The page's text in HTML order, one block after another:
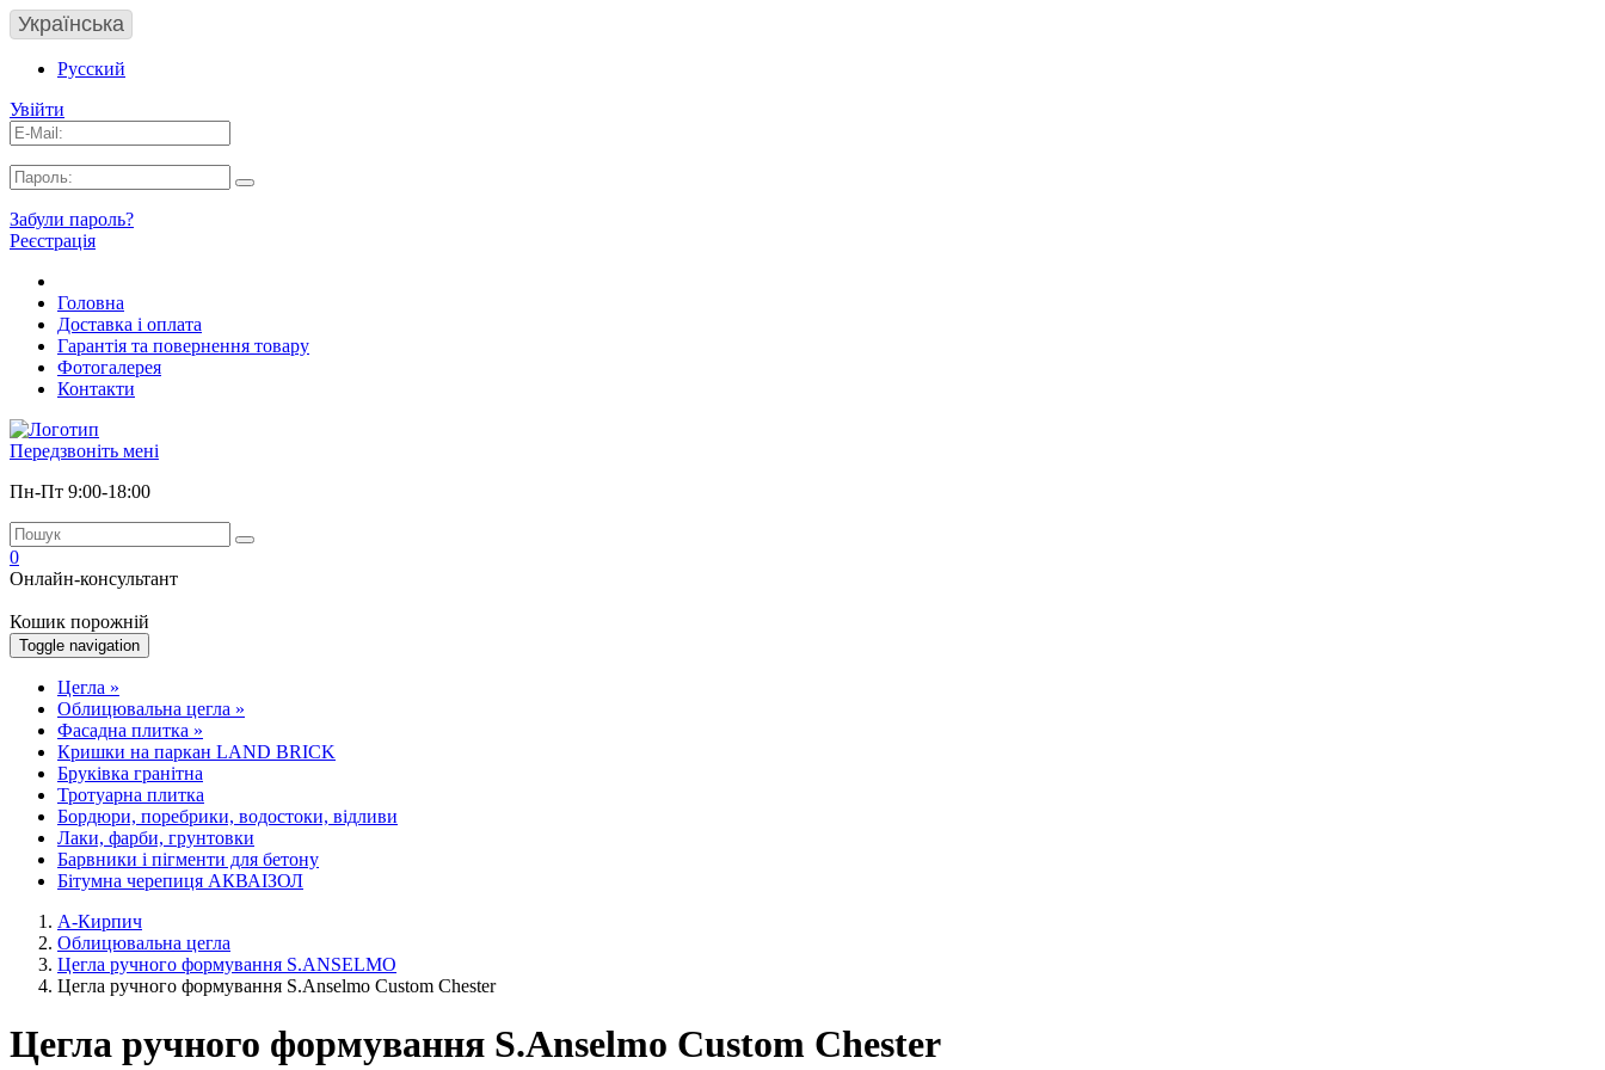
Українська
Русский
Увійти
Забули пароль?
Реєстрація
Головна
Доставка і оплата
Гарантія та повернення товару
Фотогалерея
Контакти
Передзвоніть мені
Пн-Пт 9:00-18:00
0
Онлайн-консультант
Кошик порожній
Toggle navigation
Цегла »
Облицювальна цегла »
Фасадна плитка »
Кришки на паркан LAND BRICK
Бруківка гранітна
Тротуарна плитка
Бордюри, поребрики, водостоки, відливи
Лаки, фарби, грунтовки
Барвники і пігменти для бетону
Бітумна черепиця АКВАІЗОЛ
А-Кирпич
Облицювальна цегла
Цегла ручного формування S.ANSELMO
Цегла ручного формування S.Anselmo Custom Chester
Цегла ручного формування S.Anselmo Custom Chester